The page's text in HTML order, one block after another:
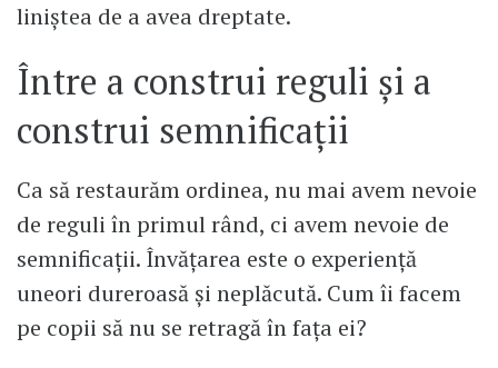
liniștea de a avea dreptate.
Între a construi reguli și a
construi semnificații
Ca să restaurăm ordinea, nu mai avem nevoie
de reguli în primul rând, ci avem nevoie de
semnificații. Învățarea este o experiență
uneori dureroasă și neplăcută. Cum îi facem
pe copii să nu se retragă în fața ei?